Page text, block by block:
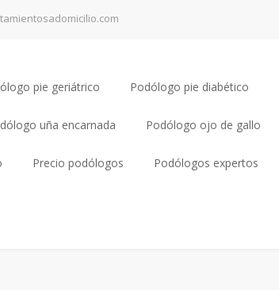
pie geriátrico Podólogo pie diabético
uña encarnada Podólogo ojo de gallo
Precio podólogos Podólogos expertos